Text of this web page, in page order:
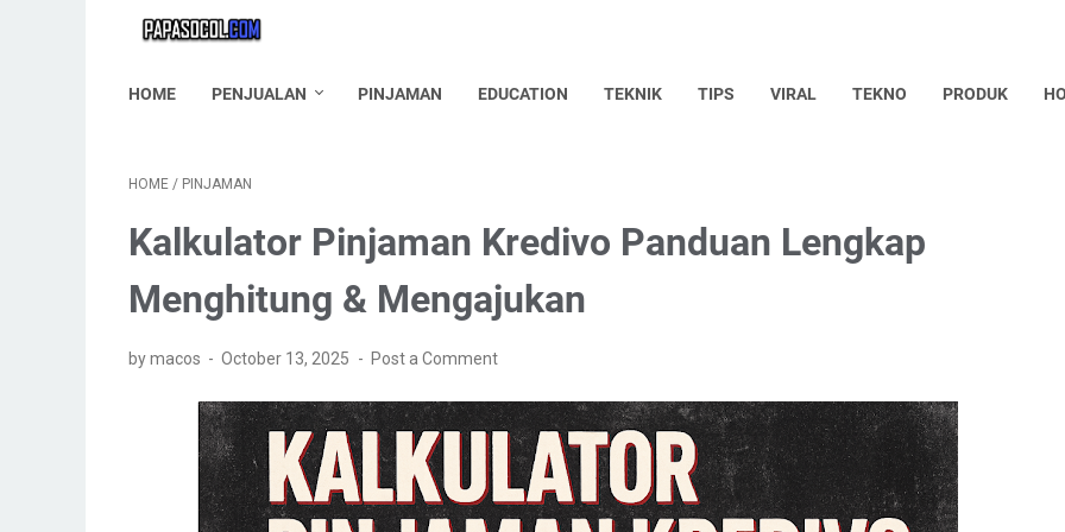
HOME PENJUALAN PINJAMAN EDUCATION TEKNIK TIPS VIRAL TEKNO PRODUK
HOME / PINJAMAN
Kalkulator Pinjaman Kredivo Panduan Lengkap
Menghitung & Mengajukan
by macos October 13, 2025 Post a Comment